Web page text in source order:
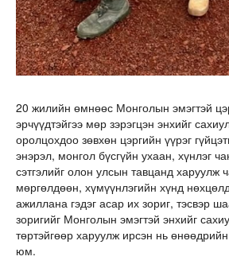
20 жилийн өмнөөс Монголын эмэгтэй
эрчүүдтэйгээ мөр зэрэгцэн энхийг
оролцохдоо зөвхөн цэргийн үүрэг
энэрэл, монгол бүсгүйн ухаан, хүнлэг
сэтгэлийг олон улсын тавцанд харуулж
мөргөлдөөн, хүмүүнлэгийн хүнд
ажиллана гэдэг асар их зориг, тэсвэр
зоригийг Монголын эмэгтэй энхийг
төртэйгөөр харуулж ирсэн нь
юм.